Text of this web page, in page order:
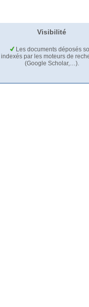
Visibilité
Les documents déposés
indexés par les moteurs de
(Google Scholar,…).